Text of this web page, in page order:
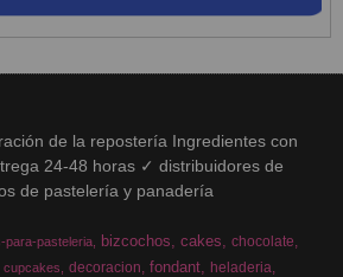
de la repostería Ingredientes con
24-48 horas ✓ distribuidores de
de pastelería y panadería
para-pasteleria bizcochos cakes chocolate
cupcakes decoracion fondant
heladeria